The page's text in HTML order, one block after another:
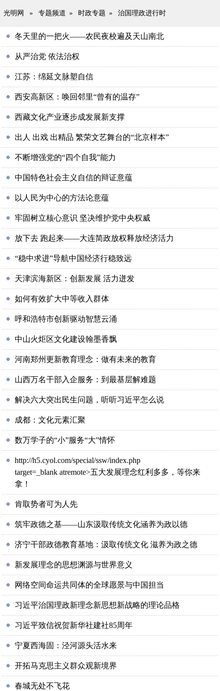
光明网 » 专题频道 » 时政专题 » 治国理政进行时
冬天里的一把火——农民夜校遍及天山南北
从严治党 依法治权
江苏：绵延文脉塑自信
西安高新区：唤回邻里“曾有的温存”
西藏文化产业逐步成发展新支撑
出人 出戏 出精品 繁荣文艺舞台的“北京样本”
不断增强党的“四个自我”能力
中国特色社会主义自信的辩证意蕴
以人民为中心的方法论意蕴
牢固树立核心意识 坚决维护党中央权威
放下去 跑起来——大连简政放权释放经济活力
“稳中求进”导航中国经济行稳致远
天津滨海新区：创新发展 活力迸发
如何有效扩大中等收入群体
呼和浩特市创新驱动智慧云涌
中山火炬区文化建设翰墨香飘
河南郑州更新教育理念：做有未来的教育
山西万名干部入企服务：到最基层解难题
解决六大突出民生问题，听听习近平怎么说
成都：文化元素汇聚
数万学子的“小”服务“大”情怀
http://h5.cyol.com/special/ssw/index.php
target=_blank atremote>五大发展理念红利多多，等你来
拿！
肯取势者可为人先
筑牢政德之基——山东汲取传统文化涵养为政以德
济宁干部政德教育基地：汲取传统文化 滋养为政之德
新发展理念的思想渊源与世界意义
网络空间命运共同体的全球愿景与中国担当
习近平治国理政新理念新思想新战略的理论品格
习近平致信祝贺新华社建社85周年
宁夏西海固：泾河源头活水来
开拓马克思主义群众观新境界
春城无处不飞花